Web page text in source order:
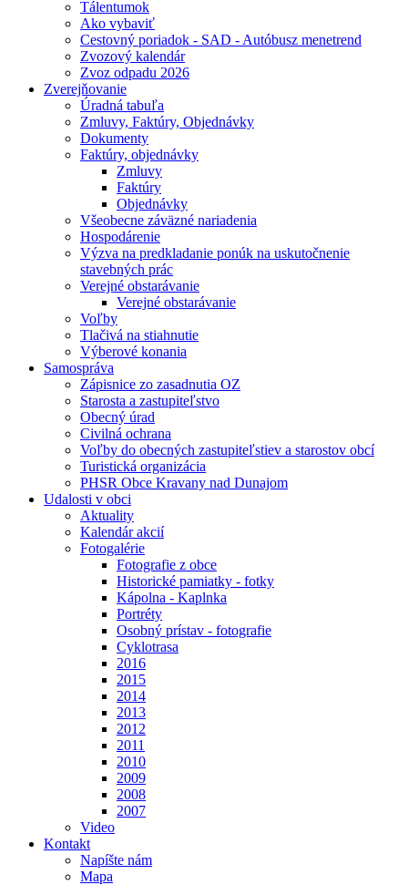
Tálentumok
Ako vybaviť
Cestovný poriadok - SAD - Autóbusz menetrend
Zvozový kalendár
Zvoz odpadu 2026
Zverejňovanie
Úradná tabuľa
Zmluvy, Faktúry, Objednávky
Dokumenty
Faktúry, objednávky
Zmluvy
Faktúry
Objednávky
Všeobecne záväzné nariadenia
Hospodárenie
Výzva na predkladanie ponúk na uskutočnenie
stavebných prác
Verejné obstarávanie
Verejné obstarávanie
Voľby
Tlačivá na stiahnutie
Výberové konania
Samospráva
Zápisnice zo zasadnutia OZ
Starosta a zastupiteľstvo
Obecný úrad
Civilná ochrana
Voľby do obecných zastupiteľstiev a starostov obcí
Turistická organizácia
PHSR Obce Kravany nad Dunajom
Udalosti v obci
Aktuality
Kalendár akcií
Fotogalérie
Fotografie z obce
Historické pamiatky - fotky
Kápolna - Kaplnka
Portréty
Osobný prístav - fotografie
Cyklotrasa
2016
2015
2014
2013
2012
2011
2010
2009
2008
2007
Video
Kontakt
Napíšte nám
Mapa